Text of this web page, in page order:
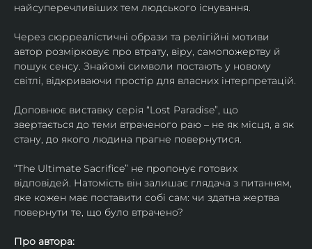
найсуперечливіших тем людського існування.
Через сюрреалістичні образи та релігійні мотиви
автор розмірковує про втрату, віру, самопожертву й
пошук сенсу. Знайомі символи постають у новому
світлі, відкриваючи простір для власних інтерпретацій.
Доповнює виставку серія “Lost Paradise”, що
звертається до теми втраченого раю – не як місця, а як
стану, до якого людина прагне повернутися.
“The Ultimate Sacrifice” не пропонує готових
відповідей. Натомість він залишає глядача з питанням,
яке кожен має поставити собі сам: чи здатна жертва
повернути те, що було втрачено?
Про автора: